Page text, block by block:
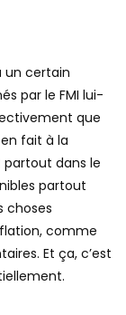
un certain
par le FMI lui-
que
fait à la
partout dans le
partout
choses
comme
Et ça, c’est